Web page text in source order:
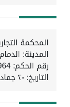
المحكمة
المدينة: الدمام
رقم الحكم: 4530621964
التاريخ: ٢٠ جمادي الآخر ١٤٤٥